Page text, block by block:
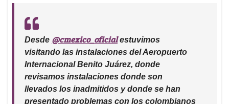
Desde @cmexico_oficialestuvimos
visitando las instalaciones del Aeropuerto
Internacional Benito Juárez, donde
revisamos instalaciones donde son
llevados los inadmitidos y donde se han
presentado problemas con los colombianos